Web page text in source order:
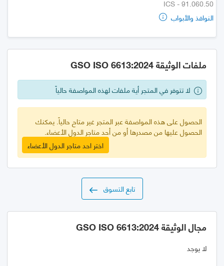
ICS - 91.060.50
النوافذ والأبواب
ملفات الوثيقة GSO ISO 6613:2024
لا تتوفر في المتجر أية ملفات لهذه المواصفة حالياً
الحصول على هذه المواصفة عبر المتجر غير متاح حالياً. يمكنك
الحصول عليها من مصدرها أو من أحد متاجر الدول الأعضاء.
اختر احد متاجر الدول الأعضاء
تابع التسوق
مجال الوثيقة GSO ISO 6613:2024
لا يوجد